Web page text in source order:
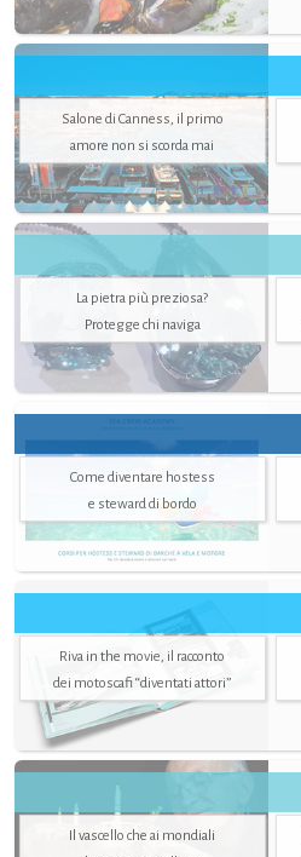
Salone di Canness, il primo
amore non si scorda mai
La pietra più preziosa?
Protegge chi naviga
Come diventare hostess
e steward di bordo
Riva in the movie, il racconto
dei motoscafi “diventati attori”
Il vascello che ai mondiali